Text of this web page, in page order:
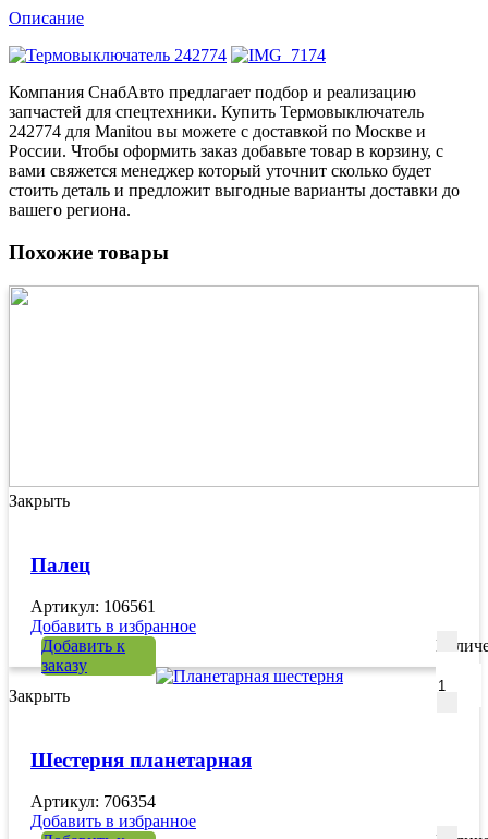
Описание
Компания СнабАвто предлагает подбор и реализацию
запчастей для спецтехники. Купить Термовыключатель
242774 для Manitou вы можете с доставкой по Москве и
России. Чтобы оформить заказ добавьте товар в корзину, с
вами свяжется менеджер который уточнит сколько будет
стоить деталь и предложит выгодные варианты доставки до
вашего региона.
Похожие товары
Закрыть
Палец
Артикул: 106561
Добавить в избранное
Добавить к
заказу
Закрыть
Шестерня планетарная
Артикул: 706354
Добавить в избранное